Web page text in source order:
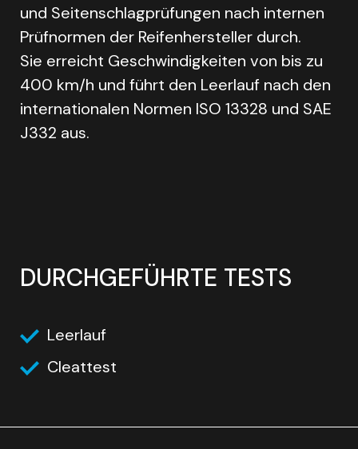
und Seitenschlagprüfungen nach internen
Prüfnormen der Reifenhersteller durch.
Sie erreicht Geschwindigkeiten von bis zu
400 km/h und führt den Leerlauf nach den
internationalen Normen ISO 13328 und SAE
J332 aus.
DURCHGEFÜHRTE TESTS
Leerlauf
Cleattest